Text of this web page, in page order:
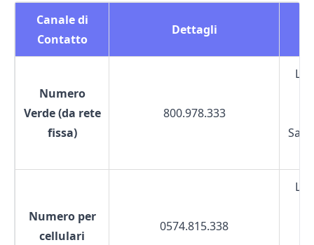
Canale di
Contatto
Dettagli
Numero
Verde (da rete
fissa)
800.978.333
Sab
Numero per
cellulari
0574.815.338